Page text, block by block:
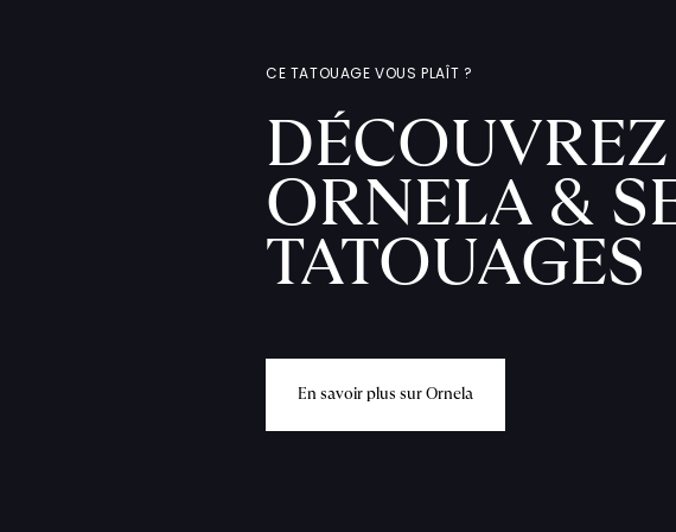
CE TATOUAGE VOUS PLAÎT ?
ORNELA &
TATOUAGES
En savoir plus sur Ornela